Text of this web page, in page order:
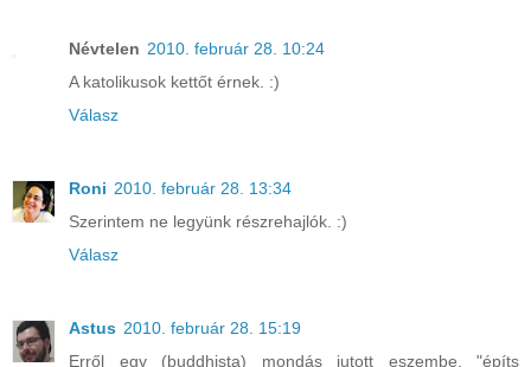
Névtelen 2010. február 28. 10:24
A katolikusok kettőt érnek. :)
Válasz
Roni 2010. február 28. 13:34
Szerintem ne legyünk részrehajlók. :)
Válasz
Astus 2010. február 28. 15:19
Erről egy (buddhista) mondás jutott eszembe, "építs